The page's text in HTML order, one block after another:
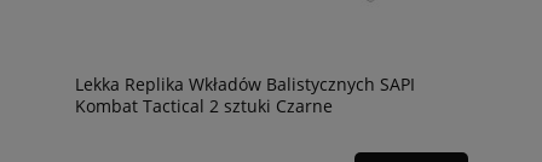
Lekka Replika Wkładów Balistycznych SAPI
Kombat Tactical 2 sztuki Czarne